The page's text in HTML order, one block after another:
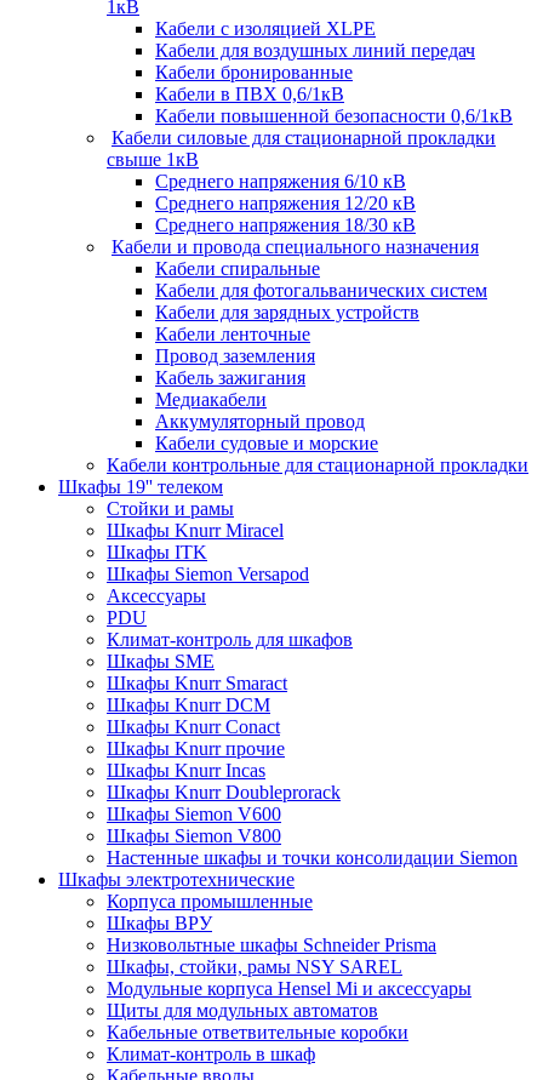
1кВ
Кабели c изоляцией XLPE
Кабели для воздушных линий передач
Кабели бронированные
Кабели в ПВХ 0,6/1кВ
Кабели повышенной безопасности 0,6/1кВ
Кабели силовые для стационарной прокладки
свыше 1кВ
Среднего напряжения 6/10 кВ
Среднего напряжения 12/20 кВ
Среднего напряжения 18/30 кВ
Кабели и провода специального назначения
Кабели спиральные
Кабели для фотогальванических систем
Кабели для зарядных устройств
Кабели ленточные
Провод заземления
Кабель зажигания
Медиакабели
Аккумуляторный провод
Кабели судовые и морские
Кабели контрольные для стационарной прокладки
Шкафы 19'' телеком
Стойки и рамы
Шкафы Knurr Miracel
Шкафы ITK
Шкафы Siemon Versapod
Аксессуары
PDU
Климат-контроль для шкафов
Шкафы SME
Шкафы Knurr Smaract
Шкафы Knurr DCM
Шкафы Knurr Conact
Шкафы Knurr прочие
Шкафы Knurr Incas
Шкафы Knurr Doubleprorack
Шкафы Siemon V600
Шкафы Siemon V800
Настенные шкафы и точки консолидации Siemon
Шкафы электротехнические
Корпуса промышленные
Шкафы ВРУ
Низковольтные шкафы Schneider Prisma
Шкафы, стойки, рамы NSY SAREL
Модульные корпуса Hensel Mi и аксессуары
Щиты для модульных автоматов
Кабельные ответвительные коробки
Климат-контроль в шкаф
Кабельные вводы